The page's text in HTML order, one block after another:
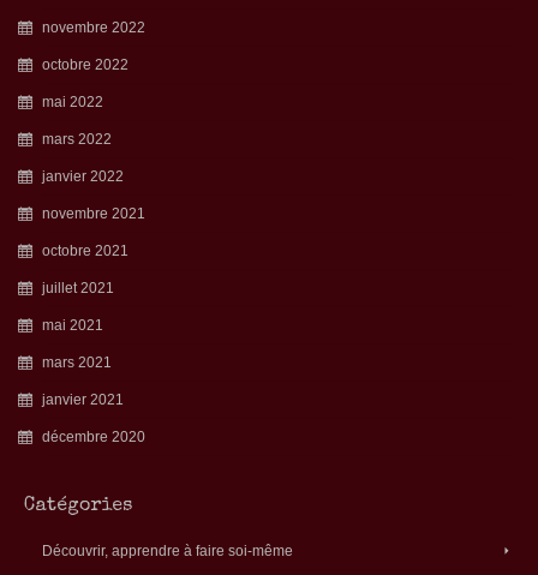
novembre 2022
octobre 2022
mai 2022
mars 2022
janvier 2022
novembre 2021
octobre 2021
juillet 2021
mai 2021
mars 2021
janvier 2021
décembre 2020
Catégories
Découvrir, apprendre à faire soi-même